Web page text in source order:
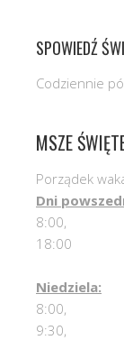
SPOWIEDŹ
Codziennie
MSZE
Porządek
Dni
8:00,
18:00
Niedziela:
8:00,
9:30,